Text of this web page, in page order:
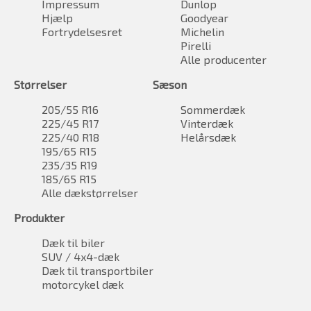
Impressum
Hjælp
Fortrydelsesret
Dunlop
Goodyear
Michelin
Pirelli
Alle producenter
Størrelser
205/55 R16
225/45 R17
225/40 R18
195/65 R15
235/35 R19
185/65 R15
Alle dækstørrelser
Sæson
Sommerdæk
Vinterdæk
Helårsdæk
Produkter
Dæk til biler
SUV / 4x4-dæk
Dæk til transportbiler
motorcykel dæk